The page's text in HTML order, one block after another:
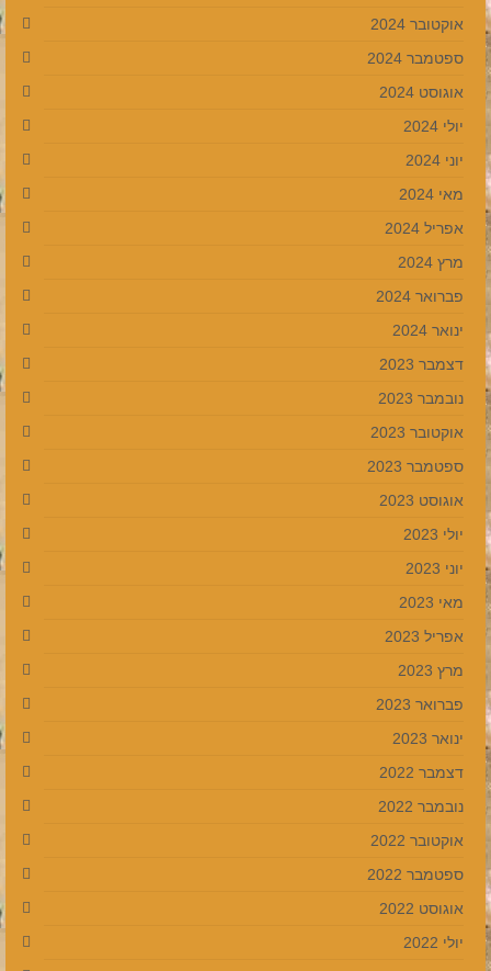
אוקטובר 2024
ספטמבר 2024
אוגוסט 2024
יולי 2024
יוני 2024
מאי 2024
אפריל 2024
מרץ 2024
פברואר 2024
ינואר 2024
דצמבר 2023
נובמבר 2023
אוקטובר 2023
ספטמבר 2023
אוגוסט 2023
יולי 2023
יוני 2023
מאי 2023
אפריל 2023
מרץ 2023
פברואר 2023
ינואר 2023
דצמבר 2022
נובמבר 2022
אוקטובר 2022
ספטמבר 2022
אוגוסט 2022
יולי 2022